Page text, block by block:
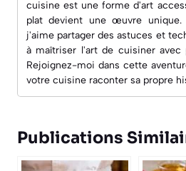
cuisine est une forme d'art
plat devient une œuvre unique.
j'aime partager des astuces et
à maîtriser l'art de cuisiner avec
Rejoignez-moi dans cette
votre cuisine raconter sa propre
Publications